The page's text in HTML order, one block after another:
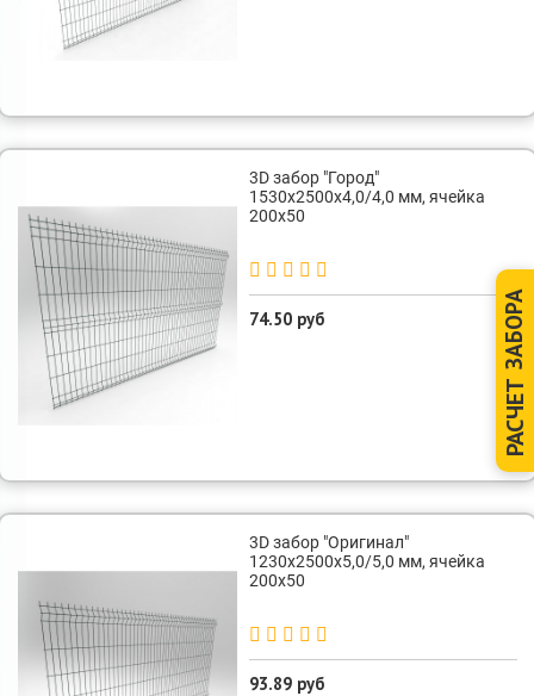
3D забор "Город"
1530х2500х4,0/4,0 мм, ячейка
200х50
74.50 руб
3D забор "Оригинал"
1230х2500х5,0/5,0 мм, ячейка
200х50
93.89 руб
РАСЧЕТ
ЗАБОРА